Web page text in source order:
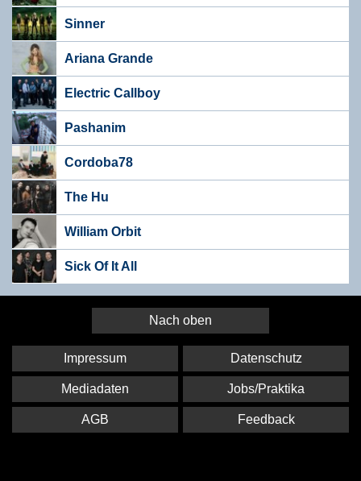
Sinner
Ariana Grande
Electric Callboy
Pashanim
Cordoba78
The Hu
William Orbit
Sick Of It All
Nach oben
Impressum Datenschutz
Mediadaten Jobs/Praktika
AGB Feedback